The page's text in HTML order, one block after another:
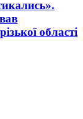
області